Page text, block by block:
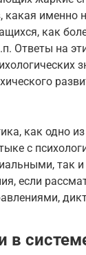
какая именно
как
Ответы на
как одно
с
так
если
в